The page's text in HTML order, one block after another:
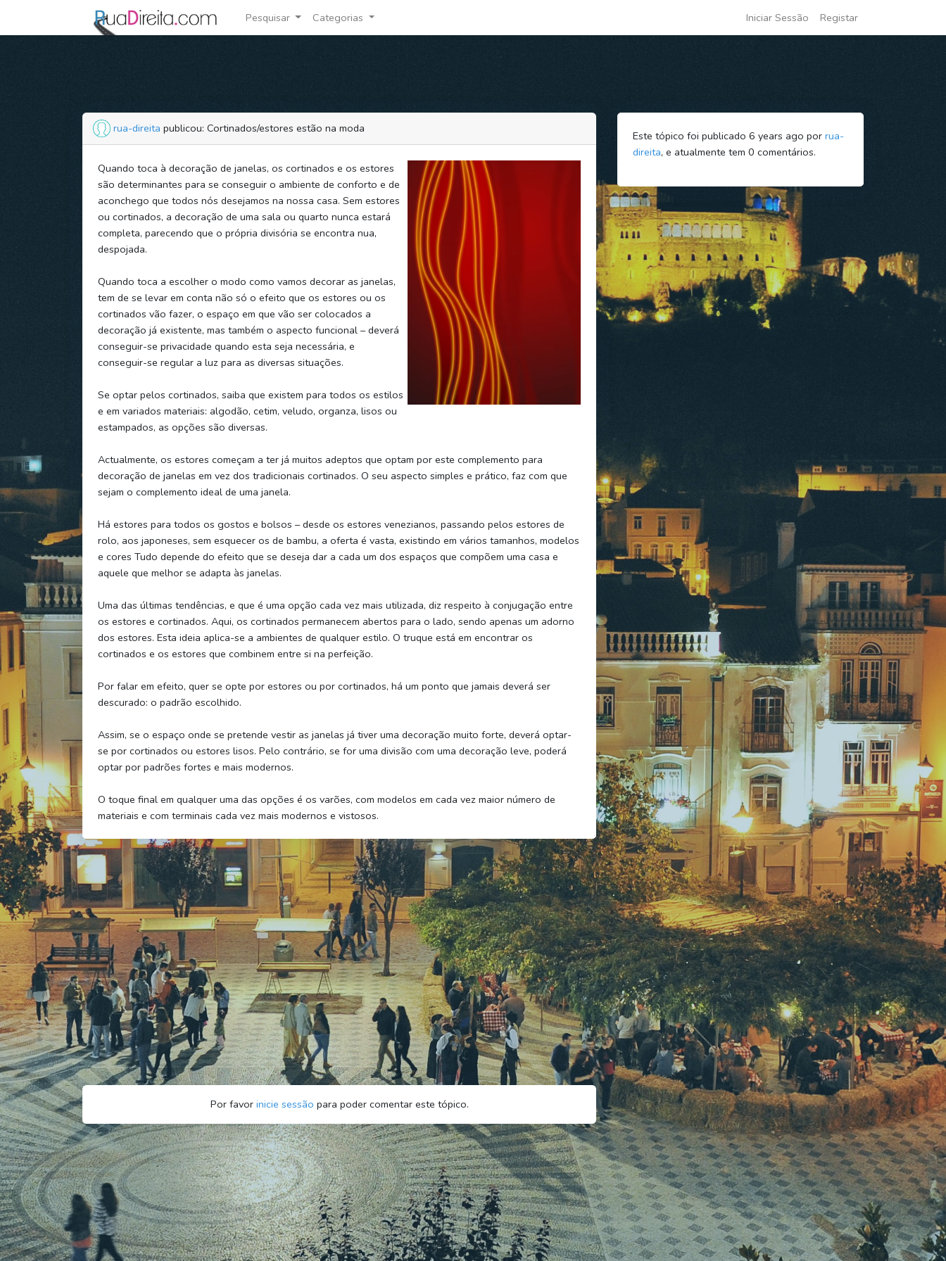
Pesquisar Categorias Iniciar Sessão Registar
rua-direita publicou: Cortinados/estores estão na moda
Quando toca à decoração de janelas, os cortinados e os estores
são determinantes para se conseguir o ambiente de conforto e de
aconchego que todos nós desejamos na nossa casa. Sem estores
ou cortinados, a decoração de uma sala ou quarto nunca estará
completa, parecendo que o própria divisória se encontra nua,
despojada.
Quando toca a escolher o modo como vamos decorar as janelas,
tem de se levar em conta não só o efeito que os estores ou os
cortinados vão fazer, o espaço em que vão ser colocados a
decoração já existente, mas também o aspecto funcional – deverá
conseguir-se privacidade quando esta seja necessária, e
conseguir-se regular a luz para as diversas situações.
Se optar pelos cortinados, saiba que existem para todos os estilos
e em variados materiais: algodão, cetim, veludo, organza, lisos ou
estampados, as opções são diversas.
Actualmente, os estores começam a ter já muitos adeptos que optam por este complemento para
decoração de janelas em vez dos tradicionais cortinados. O seu aspecto simples e prático, faz com que
sejam o complemento ideal de uma janela.
Há estores para todos os gostos e bolsos – desde os estores venezianos, passando pelos estores de
rolo, aos japoneses, sem esquecer os de bambu, a oferta é vasta, existindo em vários tamanhos, modelos
e cores Tudo depende do efeito que se deseja dar a cada um dos espaços que compõem uma casa e
aquele que melhor se adapta às janelas.
Uma das últimas tendências, e que é uma opção cada vez mais utilizada, diz respeito à conjugação entre
os estores e cortinados. Aqui, os cortinados permanecem abertos para o lado, sendo apenas um adorno
dos estores. Esta ideia aplica-se a ambientes de qualquer estilo. O truque está em encontrar os
cortinados e os estores que combinem entre si na perfeição.
Por falar em efeito, quer se opte por estores ou por cortinados, há um ponto que jamais deverá ser
descurado: o padrão escolhido.
Assim, se o espaço onde se pretende vestir as janelas já tiver uma decoração muito forte, deverá optar-
se por cortinados ou estores lisos. Pelo contrário, se for uma divisão com uma decoração leve, poderá
optar por padrões fortes e mais modernos.
O toque final em qualquer uma das opções é os varões, com modelos em cada vez maior número de
materiais e com terminais cada vez mais modernos e vistosos.
Por favor inicie sessão para poder comentar este tópico.
Este tópico foi publicado 6 years ago por rua-
direita, e atualmente tem 0 comentários.